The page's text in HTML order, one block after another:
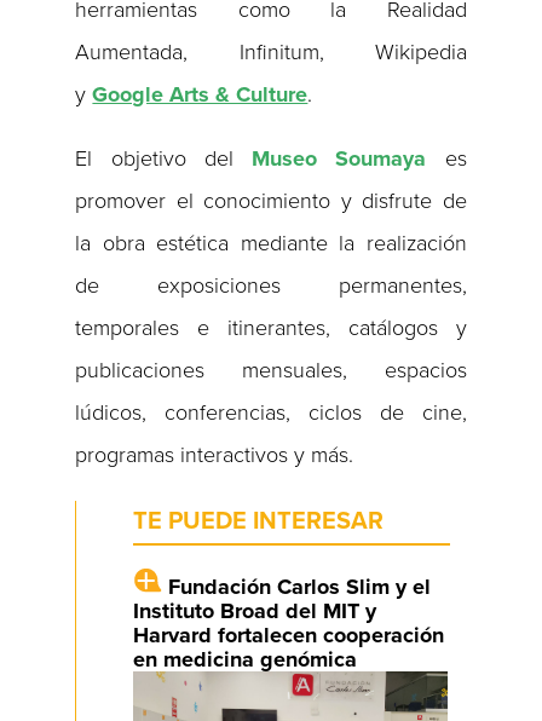
herramientas como la Realidad
Aumentada, Infinitum, Wikipedia
yGoogle Arts & Culture.
El objetivo del Museo Soumaya es
promover el conocimiento y disfrute de
la obra estética mediante la realización
de exposiciones permanentes,
temporales e itinerantes, catálogos y
publicaciones mensuales, espacios
lúdicos, conferencias, ciclos de cine,
programas interactivos y más.
TE PUEDE INTERESAR
Fundación Carlos Slim y el
Instituto Broad del MIT y
Harvard fortalecen cooperación
en medicina genómica